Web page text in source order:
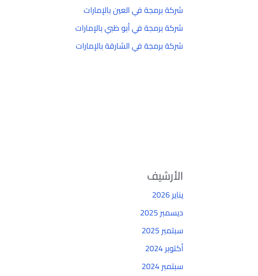
شركة برمجة في العين بالإمارات
شركة برمجة في أبو ظبي بالإمارات
شركة برمجة في الشارقة بالإمارات
الأرشيف
يناير 2026
ديسمبر 2025
سبتمبر 2025
أكتوبر 2024
سبتمبر 2024